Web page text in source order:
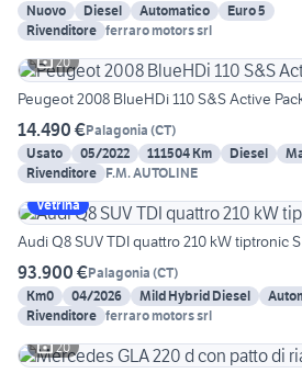
Nuovo
Diesel Automatico
Euro 5
Rivenditore ferraro motors srl
20
Peugeot 2008 BlueHDi 110 S&S Active
14.490 €Palagonia (CT)
Usato
05/2022 111504 Km Diesel
Rivenditore F.M. AUTOLINE
Vetrina
Audi Q8 SUV TDI quattro 210 kW tiptronic
93.900 €Palagonia (CT)
Km0
04/2026 Mild Hybrid Diesel
Rivenditore ferraro motors srl
20